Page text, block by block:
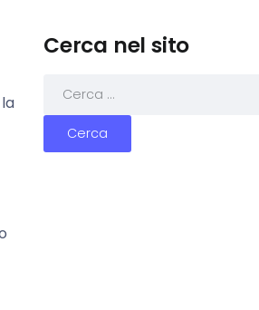
Cerca nel sito